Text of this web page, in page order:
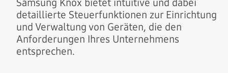
Samsung Knox bietet intuitive und dabei
detaillierte Steuerfunktionen zur Einrichtung
und Verwaltung von Geräten, die den
Anforderungen Ihres Unternehmens
entsprechen.